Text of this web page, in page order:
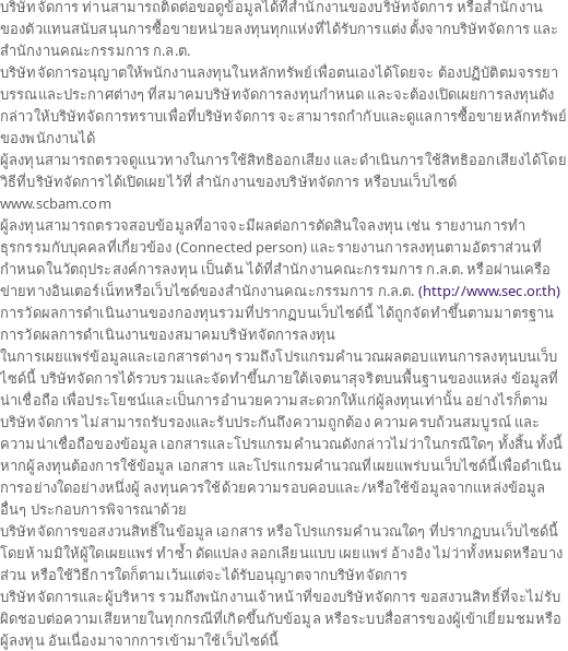
ข้อมูล ณวันที่ 5 สิงหาคม 2569
ข้อมูล ณ วันที่ 5 ส.ค. 2569
*ตามสกุลเงินของกองทุน
ดาวน์โหลด
เอกสาร
วันหยุด
ยลงทุนของกองทุนรวมต่าง
ริกาเป็นหลัก โดยจัด
สร้างผลตอบแทนที่ดีและ
จัดการกองทุน
ป้องกันความเสี่ยงจาก
ประเทศที่กองทุนถืออยู่
ถึงร้อยละ 105 ของมูลค่า
US Equity , ณ 30 มิ.ย.
ย ข้อมูลนี้ (1) เป็น
ล (2) ขอสงวนสิทธิ์ในการ
ต่อความถูกต้อง ครบถ้วน
ปใช้อ้างอิง ผลการดำเนิน
ต
ประเภทกองทุน
กองทุนที่ลงทุนในต่างประเทศ
ประเภทกองทุนย่อย
จำนวนเงินลงทุนโครงการ
3,000 ล้าน
วันที่จดทะเบียนกองทุน
วันที่ 24 ก.ค. 2558
วันที่ครบอายุกองทุน
ราคาขาย 20.5374
20.4969
มูลค่าทรัพย์สินสุทธิ
15,039,975.02
บริษัทจัดการ ท่านสามารถติดต่อขอดูข้อมูลได้ที่สำนักงานของบริษัทจัดการ หรือสำนักงาน
ของตัวแทนสนับสนุนการซื้อขายหน่วยลงทุนทุกแห่งที่ได้รับการแต่ง ตั้งจากบริษัทจัดการ และ
สำนักงานคณะกรรมการ ก.ล.ต.
บริษัทจัดการอนุญาตให้พนักงานลงทุนในหลักทรัพย์เพื่อตนเองได้โดยจะ ต้องปฏิบัติตมจรรยา
บรรณและประกาศต่างๆ ที่สมาคมบริษัทจัดการลงทุนกำหนด และจะต้องเปิดเผยการลงทุนดัง
กล่าวให้บริษัทจัดการทราบเพื่อที่บริษัทจัดการ จะสามารถกำกับและดูแลการซื้อขายหลักทรัพย์
ของพนักงานได้
ผู้ลงทุนสามารถตรวจดูแนวทางในการใช้สิทธิออกเสียง และดำเนินการใช้สิทธิออกเสียงได้โดย
วิธีที่บริษัทจัดการได้เปิดเผยไว้ที่ สำนักงานของบริษัทจัดการ หรือบนเว็บไซด์
www.scbam.com
ผู้ลงทุนสามารถตรวจสอบข้อมูลที่อาจจะมีผลต่อการตัดสินใจลงทุน เช่น รายงานการทำ
ธุรกรรมกับบุคคลที่เกี่ยวข้อง (Connected person) และรายงานการลงทุนตามอัตราส่วนที่
กำหนดในวัตถุประสงค์การลงทุน เป็นต้น ได้ที่สำนักงานคณะกรรมการ ก.ล.ต. หรือผ่านเครือ
ข่ายทางอินเตอร์เน็ทหรือเว็บไซด์ของสำนักงานคณะกรรมการ ก.ล.ต. (http://www.sec.or.th)
การวัดผลการดำเนินงานของกองทุนรวมที่ปรากฏบนเว็บไซด์นี้ ได้ถูกจัดทำขึ้นตามมาตรฐาน
การวัดผลการดำเนินงานของสมาคมบริษัทจัดการลงทุน
ในการเผยแพร่ข้อมูลและเอกสารต่างๆ รวมถึงโปรแกรมคำนวณผลตอบแทนการลงทุนบนเว็บ
ไซด์นี้ บริษัทจัดการได้รวบรวมและจัดทำขึ้นภายใต้เจตนาสุจริตบนพื้นฐานของแหล่ง ข้อมูลที่
น่าเชื่อถือ เพื่อประโยชน์และเป็นการอำนวยความสะดวกให้แก่ผู้ลงทุนเท่านั้น อย่างไรก็ตาม
บริษัทจัดการ ไม่สามารถรับรองและรับประกันถึงความถูกต้อง ความครบถ้วนสมบูรณ์ และ
ความน่าเชื่อถือของข้อมูล เอกสารและโปรแกรมคำนวณดังกล่าวไม่ว่าในกรณีใดๆ ทั้งสิ้น ทั้งนี้
หากผู้ลงทุนต้องการใช้ข้อมูล เอกสาร และโปรแกรมคำนวณที่เผยแพร่บนเว็บไซด์นี้เพื่อดำเนิน
การอย่างใดอย่างหนึ่งผู้ ลงทุนควรใช้ด้วยความรอบคอบและ/หรือใช้ข้อมูลจากแหล่งข้อมูล
อื่นๆ ประกอบการพิจารณาด้วย
บริษัทจัดการขอสงวนสิทธิ์ในข้อมูล เอกสาร หรือโปรแกรมคำนวณใดๆ ที่ปรากฏบนเว็บไซด์นี้
โดยห้ามมิให้ผู้ใดเผยแพร่ ทำซ้ำ ดัดแปลง ลอกเลียนแบบ เผยแพร่ อ้างอิง ไม่ว่าทั้งหมดหรือบาง
ส่วน หรือใช้วิธีการใดก็ตามเว้นแต่จะได้รับอนุญาตจากบริษัทจัดการ
บริษัทจัดการและผู้บริหาร รวมถึงพนักงานเจ้าหน้าที่ของบริษัทจัดการ ขอสงวนสิทธิ์ที่จะไม่รับ
ผิดชอบต่อความเสียหายในทุกกรณีที่เกิดขึ้นกับข้อมูล หรือระบบสื่อสารของผู้เข้าเยี่ยมชมหรือ
ผู้ลงทุน อันเนื่องมาจากการเข้ามาใช้เว็บไซด์นี้